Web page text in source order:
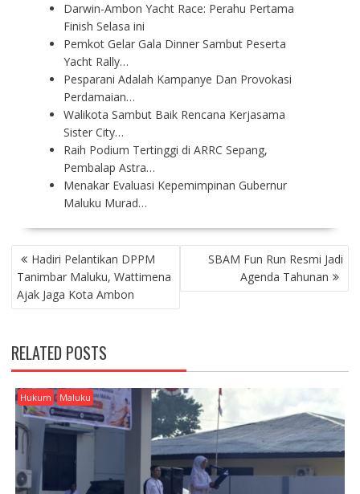
Darwin-Ambon Yacht Race: Perahu Pertama
Finish Selasa ini
Pemkot Gelar Gala Dinner Sambut Peserta
Yacht Rally…
Pesparani Adalah Kampanye Dan Provokasi
Perdamaian…
Walikota Sambut Baik Rencana Kerjasama
Sister City…
Raih Podium Tertinggi di ARRC Sepang,
Pembalap Astra…
Menakar Evaluasi Kepemimpinan Gubernur
Maluku Murad…
P
O
S
T
A
V
I
G
A
T
O
N
Hadiri Pelantikan DPPM
Tanimbar Maluku, Wattimena
Ajak Jaga Kota Ambon
SBAM Fun Run Resmi Jadi
Agenda Tahunan
RELATED POSTS
Hukum Maluku